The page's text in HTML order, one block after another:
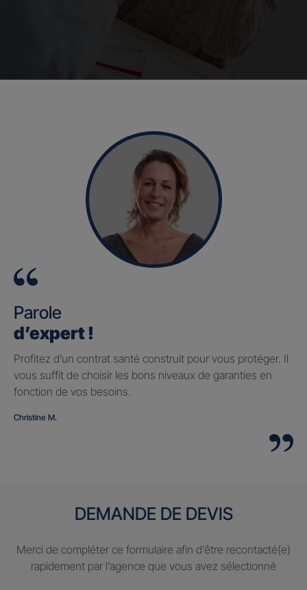
Parole
d’expert !
Profitez d’un contrat santé construit pour vous protéger. Il
vous suffit de choisir les bons niveaux de garanties en
fonction de vos besoins.
Christine M.
DEMANDE DE DEVIS
Merci de compléter ce formulaire afin d’être recontacté(e)
rapidement par l’agence que vous avez sélectionné